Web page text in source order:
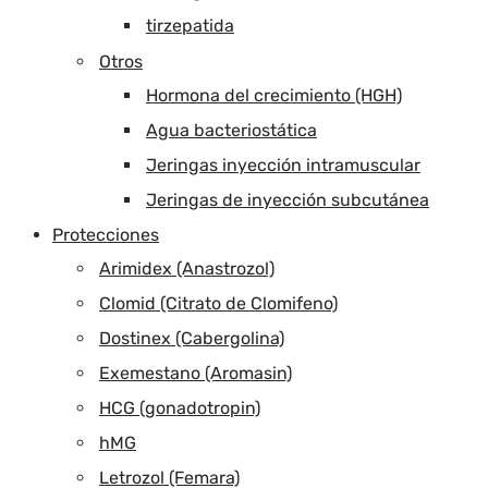
tirzepatida
Otros
Hormona del crecimiento (HGH)
Agua bacteriostática
Jeringas inyección intramuscular
Jeringas de inyección subcutánea
Protecciones
Arimidex (Anastrozol)
Clomid (Citrato de Clomifeno)
Dostinex (Cabergolina)
Exemestano (Aromasin)
HCG (gonadotropin)
hMG
Letrozol (Femara)